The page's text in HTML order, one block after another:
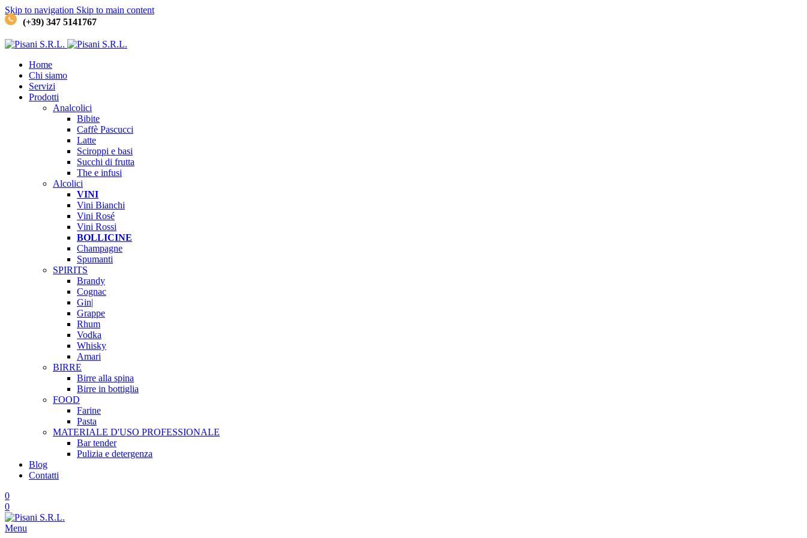
Skip to navigation Skip to main content
(+39) 347 5141767
Home
Chi siamo
Servizi
Prodotti
Analcolici
Bibite
Caffè Pascucci
Latte
Sciroppi e basi
Succhi di frutta
The e infusi
Alcolici
VINI
Vini Bianchi
Vini Rosé
Vini Rossi
BOLLICINE
Champagne
Spumanti
SPIRITS
Brandy
Cognac
Gin|
Grappe
Rhum
Vodka
Whisky
Amari
BIRRE
Birre alla spina
Birre in bottiglia
FOOD
Farine
Pasta
MATERIALE D'USO PROFESSIONALE
Bar tender
Pulizia e detergenza
Blog
Contatti
0
0
Menu